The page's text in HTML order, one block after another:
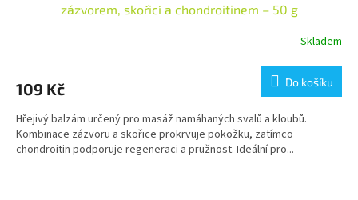
zázvorem, skořicí a chondroitinem – 50 g
Skladem
109 Kč Do košíku
Hřejivý balzám určený pro masáž namáhaných svalů a kloubů.
Kombinace zázvoru a skořice prokrvuje pokožku, zatímco
chondroitin podporuje regeneraci a pružnost. Ideální pro...